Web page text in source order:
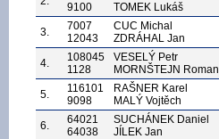
9100
TOMEK Lukáš
3.
7007
12043
CUC Michal
ZDRÁHAL Jan
4.
108045
1128
VESELÝ Petr
MORNŠTEJN Roman
5.
116101
9098
RAŠNER Karel
MALÝ Vojtěch
6.
64021
64038
SUCHÁNEK Daniel
JÍLEK Jan